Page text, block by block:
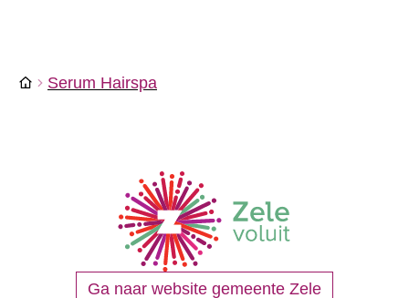
Startpagina
Serum Hairspa
Ga naar website gemeente Zele